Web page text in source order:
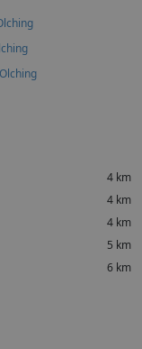
4 km
4 km
4 km
5 km
6 km